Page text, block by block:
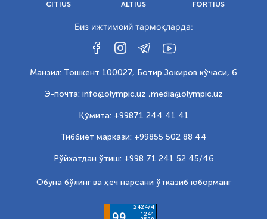
CITIUS ALTIUS FORTIUS
Биз ижтимоий тармоқларда:
Манзил: Тошкент 100027, Ботир Зокиров кўчаси, 6
Э-почта: info@olympic.uz ,media@olympic.uz
Қўмита: +99871 244 41 41
Тиббиёт маркази: +99855 502 88 44
Рўйхатдан ўтиш: +998 71 241 52 45/46
Обуна бўлинг ва ҳеч нарсани ўтказиб юборманг